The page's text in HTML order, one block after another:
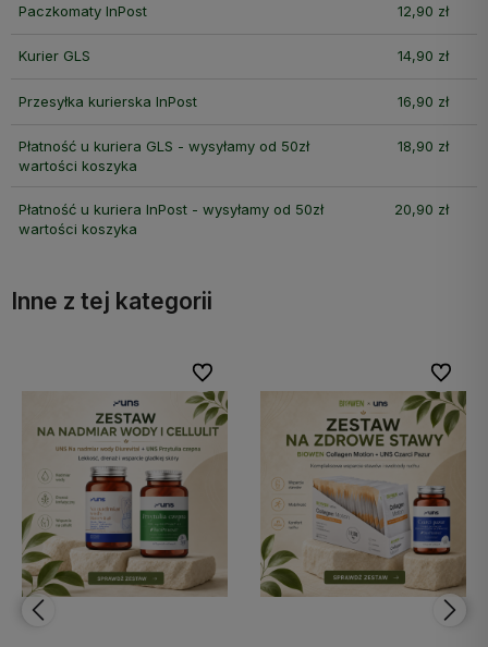
Paczkomaty InPost 12,90 zł
Kurier GLS 14,90 zł
Przesyłka kurierska InPost 16,90 zł
Płatność u kuriera GLS - wysyłamy od 50zł
wartości koszyka
18,90 zł
Płatność u kuriera InPost - wysyłamy od 50zł
wartości koszyka
20,90 zł
Inne z tej kategorii
Do ulubionych
Do ulubionych Do
Do